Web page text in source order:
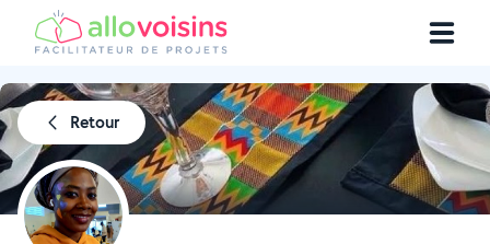
Retour